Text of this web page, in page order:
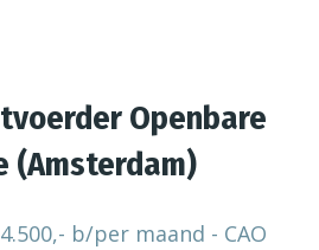
Openbare
(Amsterdam)
b/per maand - CAO